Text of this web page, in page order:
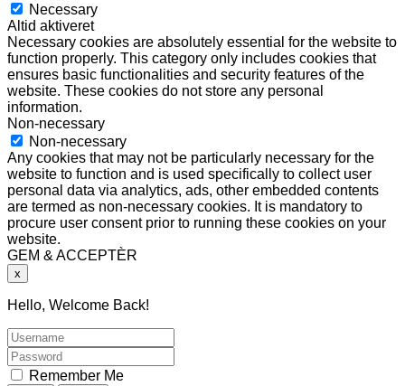
Necessary
Altid aktiveret
Necessary cookies are absolutely essential for the website to
function properly. This category only includes cookies that
ensures basic functionalities and security features of the
website. These cookies do not store any personal
information.
Non-necessary
Non-necessary
Any cookies that may not be particularly necessary for the
website to function and is used specifically to collect user
personal data via analytics, ads, other embedded contents
are termed as non-necessary cookies. It is mandatory to
procure user consent prior to running these cookies on your
website.
GEM & ACCEPTÈR
x
Hello, Welcome Back!
Remember Me